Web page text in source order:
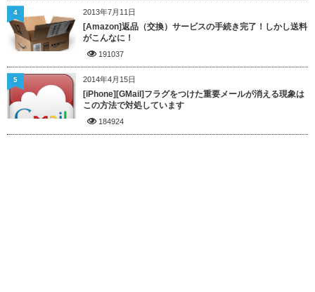
2013年7月11日
[Amazon]返品（交換）サービスの手続き完了！しかし送料
がこんなに！
191037
4
2014年4月15日
[iPhone][GMail]フラグをつけた重要メールが消える現象は
この方法で対処しています
184924
5